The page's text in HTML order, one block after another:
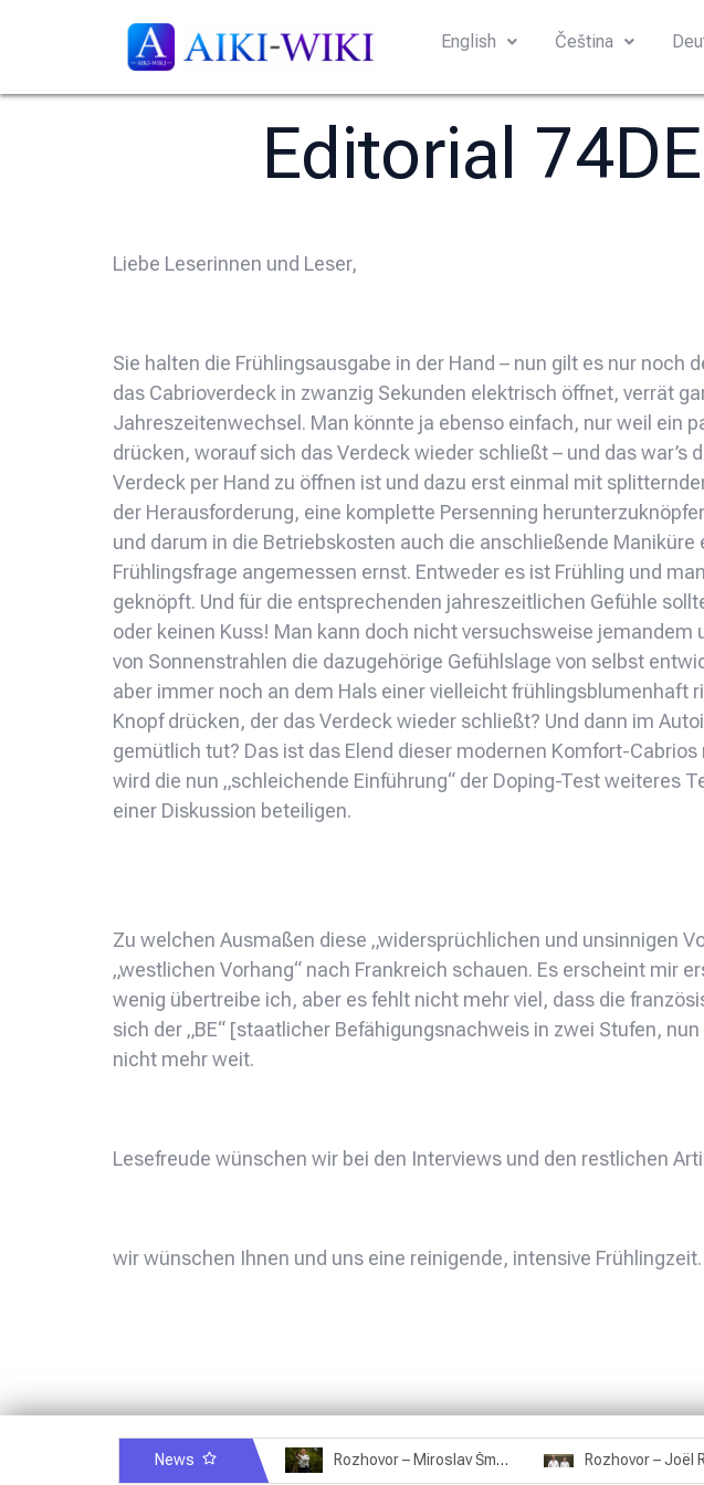
English Čeština
Editorial
Liebe Leserinnen und Leser,
Sie halten die Frühlingsausgabe in der Hand – nun gilt es nur
das Cabrioverdeck in zwanzig Sekunden elektrisch öffnet, verrät
Jahreszeitenwechsel. Man könnte ja ebenso einfach, nur weil ein
drücken, worauf sich das Verdeck wieder schließt – und das
Verdeck per Hand zu öffnen ist und dazu erst einmal mit
der Herausforderung, eine komplette Persenning
und darum in die Betriebskosten auch die anschließende
Frühlingsfrage angemessen ernst. Entweder es ist Frühling und
geknöpft. Und für die entsprechenden jahreszeitlichen Gefühle
oder keinen Kuss! Man kann doch nicht versuchsweise
von Sonnenstrahlen die dazugehörige Gefühlslage von selbst
aber immer noch an dem Hals einer vielleicht frühlingsblumenhaft
Knopf drücken, der das Verdeck wieder schließt? Und dann im
gemütlich tut? Das ist das Elend dieser modernen Komfort-
wird die nun „schleichende Einführung“ der Doping-Test weiteres
einer Diskussion beteiligen.
Zu welchen Ausmaßen diese „widersprüchlichen und unsinnigen
„westlichen Vorhang“ nach Frankreich schauen. Es erscheint mir
wenig übertreibe ich, aber es fehlt nicht mehr viel, dass die
sich der „BE“ [staatlicher Befähigungsnachweis in zwei Stufen,
nicht mehr weit.
Lesefreude wünschen wir bei den Interviews und den restlichen
wir wünschen Ihnen und uns eine reinigende, intensive Frühlingzeit.
News Rozhovor – Miroslav Šmíd – 22.3.2025